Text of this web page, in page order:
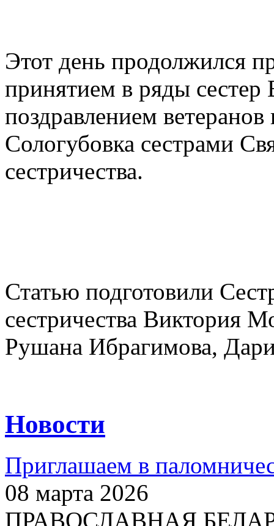
Этот день продолжился
принятием в ряды
поздравлением
Сологубовка сестрами
сестричества.
Статью подготовили
сестричества Виктория
Рушана Ибрагимова,
Новости
Приглашаем в
08 марта 2026
ПРАВОСЛАВНАЯ